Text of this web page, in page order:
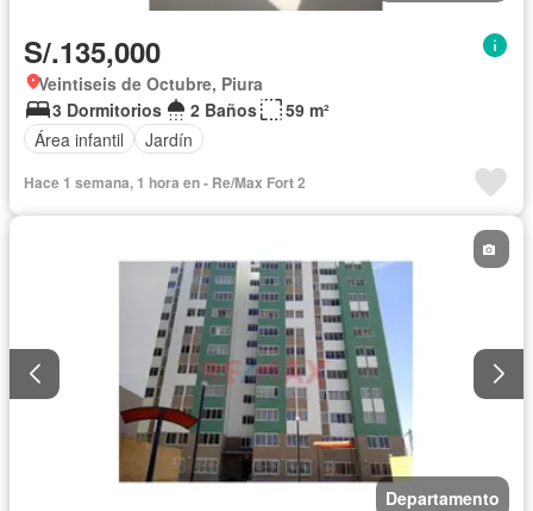
S/.135,000
Veintiseis de Octubre, Piura
3 Dormitorios
2 Baños
59 m²
Área infantil
Jardín
Hace 1 semana, 1 hora en - Re/Max Fort 2
Departamento